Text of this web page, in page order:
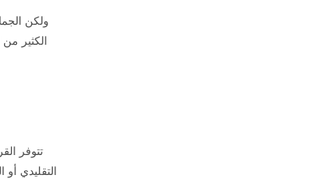
ولكن
الكثير من
تتوفر
التقليدي